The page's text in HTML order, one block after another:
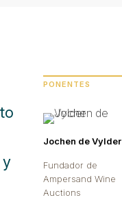
y
PONENTES
Jochen de Vylder
Fundador de
Ampersand Wine
Auctions